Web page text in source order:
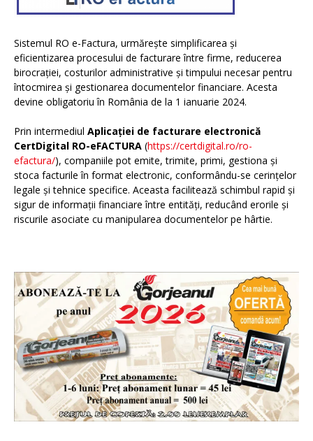
Sistemul RO e-Factura, urmărește simplificarea și
eficientizarea procesului de facturare între firme, reducerea
birocrației, costurilor administrative și timpului necesar pentru
întocmirea și gestionarea documentelor financiare. Acesta
devine obligatoriu în România de la 1 ianuarie 2024.
Prin intermediul Aplicației de facturare electronică
CertDigital RO-eFACTURA (https://certdigital.ro/ro-
efactura/), companiile pot emite, trimite, primi, gestiona și
stoca facturile în format electronic, conformându-se cerințelor
legale și tehnice specifice. Aceasta facilitează schimbul rapid și
sigur de informații financiare între entități, reducând erorile și
riscurile asociate cu manipularea documentelor pe hârtie.